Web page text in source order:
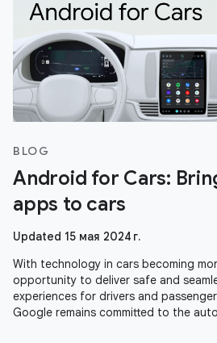
BLOG
Android for Cars:
apps to cars
Updated 15 мая 2024 г.
With technology in cars becoming
opportunity to deliver safe and
experiences for drivers and
Google remains committed to the